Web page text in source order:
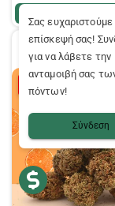
Orange Bud
Buds 🍊
ΔΙΠΛΕΣ
Σας ευχαριστούμε
επίσκεψή σας!
για να λάβετε την
ανταμοιβή σας
πόντων!
Σύνδεση